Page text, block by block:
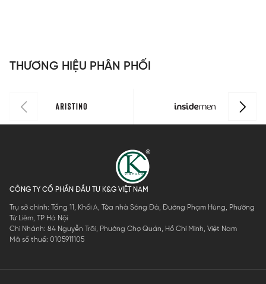
THƯƠNG HIỆU PHÂN PHỐI
CÔNG TY CỔ PHẦN ĐẦU TƯ K&G VIỆT NAM
Trụ sở chính: Tầng 11, Khối A, Tòa nhà Sông Đà, Đường Phạm Hùng, Phường
Từ Liêm, TP Hà Nội
Chi Nhánh: 84 Nguyễn Trãi, Phường Chợ Quán, Hồ Chí Minh, Việt Nam
Mã số thuế: 0105911105